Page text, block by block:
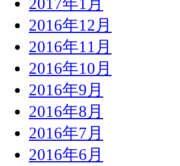
2016年12月
2016年11月
2016年10月
2016年9月
2016年8月
2016年7月
2016年6月